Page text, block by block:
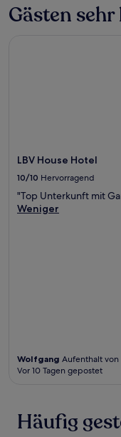
Gästen
LBV House Hotel
10/10 Hervorragend
"Top Unterkunft mit
Weniger
Wolfgang Aufenthalt von
Vor 10 Tagen gepostet
Häufig